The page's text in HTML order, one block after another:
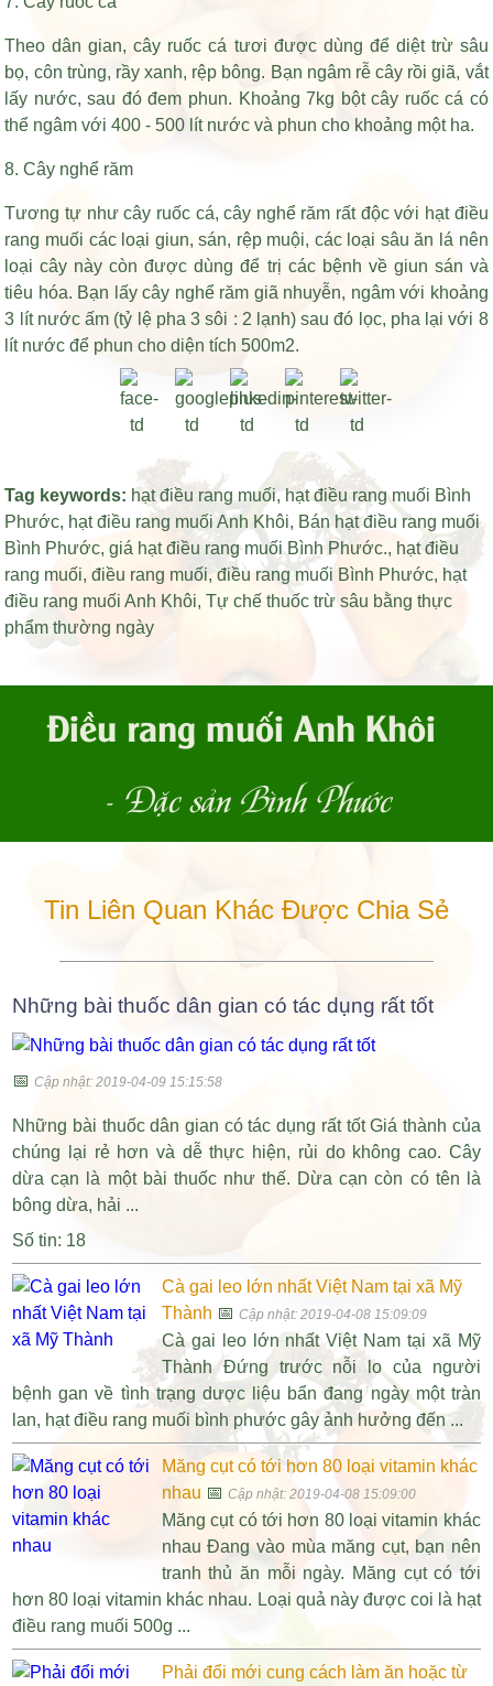
Theo dân gian, cây ruốc cá tươi được dùng để diệt trừ sâu
bọ, côn trùng, rầy xanh, rệp bông. Bạn ngâm rễ cây rồi giã, vắt
lấy nước, sau đó đem phun. Khoảng 7kg bột cây ruốc cá có
thể ngâm với 400 - 500 lít nước và phun cho khoảng một ha.
8. Cây nghể răm
Tương tự như cây ruốc cá, cây nghể răm rất độc với hạt điều
rang muối các loại giun, sán, rệp muội, các loại sâu ăn lá nên
loại cây này còn được dùng để trị các bệnh về giun sán và
tiêu hóa. Bạn lấy cây nghể răm giã nhuyễn, ngâm với khoảng
3 lít nước ấm (tỷ lệ pha 3 sôi : 2 lạnh) sau đó lọc, pha lại với 8
lít nước để phun cho diện tích 500m2.
Tag keywords: hạt điều rang muối,hạt điều rang muối Bình
Phước, hạt điều rang muối Anh Khôi, Bán hạt điều rang muối
Bình Phước,giá hạt điều rang muối Bình Phước., hạt điều
rang muối,điều rang muối,điều rang muối Bình Phước, hạt
điều rang muối Anh Khôi,Tự chế thuốc trừ sâu bằng thực
phẩm thường ngày
Điều rang muối Anh Khôi
- Đặc sản Bình Phước
Tin Liên Quan Khác Được Chia Sẻ
Những bài thuốc dân gian có tác dụng rất tốt
📅Cập nhật: 2019-04-09 15:15:58
Những bài thuốc dân gian có tác dụng rất tốt Giá thành của
chúng lại rẻ hơn và dễ thực hiện, rủi do không cao. Cây
dừa cạn là một bài thuốc như thế. Dừa cạn còn có tên là
bông dừa, hải ...
Số tin: 18
Cà gai leo lớn nhất Việt Nam tại xã Mỹ
Thành 📅 Cập nhật: 2019-04-08 15:09:09
Cà gai leo lớn nhất Việt Nam tại xã Mỹ
Thành Đứng trước nỗi lo của người
bệnh gan về tình trạng dược liệu bẩn đang ngày một tràn
lan, hạt điều rang muối bình phước gây ảnh hưởng đến ...
Măng cụt có tới hơn 80 loại vitamin khác
nhau 📅 Cập nhật: 2019-04-08 15:09:00
Măng cụt có tới hơn 80 loại vitamin khác
nhau Đang vào mùa măng cụt, bạn nên
tranh thủ ăn mỗi ngày. Măng cụt có tới
hơn 80 loại vitamin khác nhau. Loại quả này được coi là hạt
điều rang muối 500g ...
Phải đổi mới cung cách làm ăn hoặc từ